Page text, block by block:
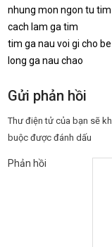
nhung mon ngon tu tim
cach lam ga tim
tim ga nau voi gi cho be
long ga nau chao
Gửi phản hồi
Thư điện tử của bạn sẽ
buộc được đánh dấu
Phản hồi